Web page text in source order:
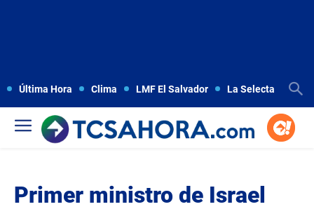
Última Hora Clima LMF El Salvador La Selecta
Primer ministro de Israel